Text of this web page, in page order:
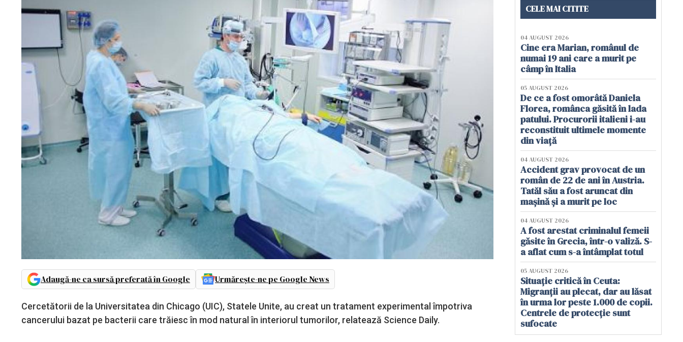
Adaugă-ne ca sursă preferată în Google Urmărește-ne pe Google News
Cercetătorii de la Universitatea din Chicago (UIC), Statele Unite, au creat un tratament experimental împotriva
cancerului bazat pe bacterii care trăiesc în mod natural în interiorul tumorilor, relatează Science Daily.
CELE MAI CITITE
04 AUGUST 2026
Cine era Marian, românul de
numai 19 ani care a murit pe
câmp în Italia
05 AUGUST 2026
De ce a fost omorâtă Daniela
Florea, românca găsită în lada
patului. Procurorii italieni i-au
reconstituit ultimele momente
din viață
04 AUGUST 2026
Accident grav provocat de un
român de 22 de ani în Austria.
Tatăl său a fost aruncat din
mașină și a murit pe loc
04 AUGUST 2026
A fost arestat criminalul femeii
găsite în Grecia, într-o valiză. S-
a aflat cum s-a întâmplat totul
05 AUGUST 2026
Situație critică în Ceuta:
Migranții au plecat, dar au lăsat
în urma lor peste 1.000 de copii.
Centrele de protecție sunt
sufocate